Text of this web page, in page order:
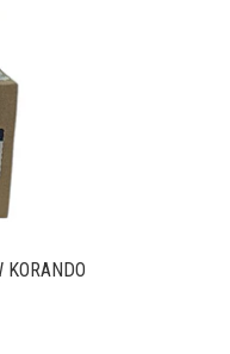
KORANDO